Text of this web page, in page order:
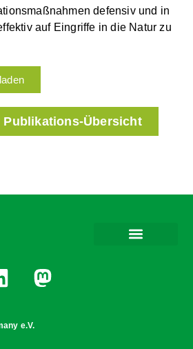
defensiv und in
auf Eingriffe in die Natur zu
Publikations-Übersicht
e.V.